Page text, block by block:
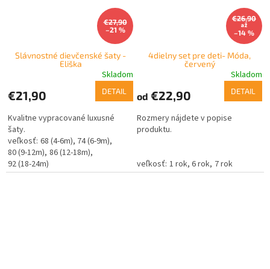
€27,90
–21 %
Slávnostné dievčenské šaty -
Eliška
Skladom
€21,90 DETAIL
Kvalitne vypracované luxusné
šaty.
68 (4-6m) 74 (6-9m)
80 (9-12m) 86 (12-18m)
92 (18-24m)
€26,90
až
–14 %
4dielny set pre deti- Móda,
červený
Skladom
od €22,90 DETAIL
Rozmery nájdete v popise
produktu.
1 rok 6 rok 7 rok